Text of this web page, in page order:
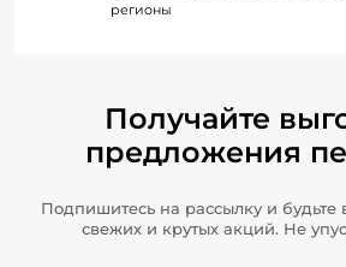
регионы
Получайте
предложения
Подпишитесь на рассылку и будьте
свежих и крутых акций. Не